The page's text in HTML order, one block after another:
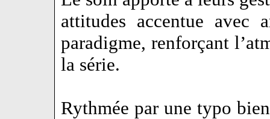
attitudes accentue avec
paradigme, renforçant
la série.
Rythmée par une typo